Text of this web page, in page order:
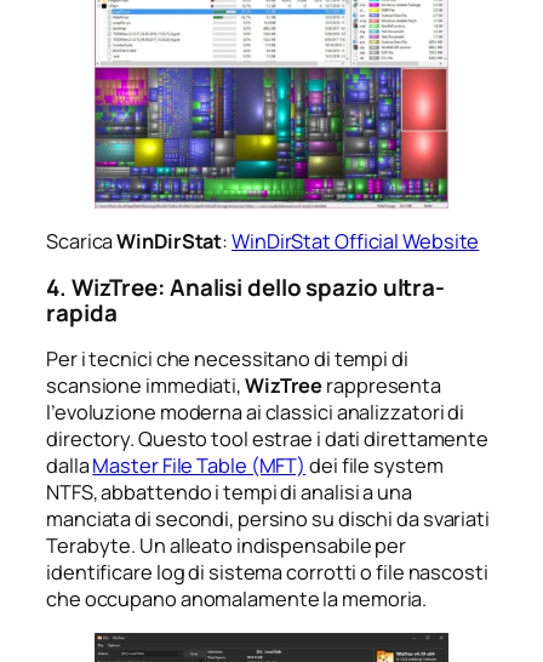
ScaricaWinDirStat:WinDirStat Official Website
4. WizTree: Analisi dello spazio ultra-
rapida
Per i tecnici che necessitano di tempi di
scansione immediati,WizTreerappresenta
l’evoluzione moderna ai classici analizzatori di
directory. Questo tool estrae i dati direttamente
dallaMaster File Table (MFT) dei file system
NTFS, abbattendo i tempi di analisi a una
manciata di secondi, persino su dischi da svariati
Terabyte. Un alleato indispensabile per
identificare log di sistema corrotti o file nascosti
che occupano anomalamente la memoria.